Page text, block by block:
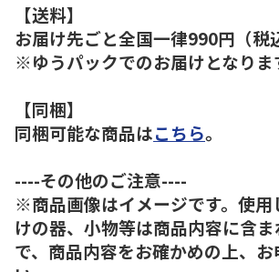
【送料】
お届け先ごと全国一律990円（税
※ゆうパックでのお届けとなりま
【同梱】
同梱可能な商品はこちら。
----その他のご注意----
※商品画像はイメージです。使用
けの器、小物等は商品内容に含
で、商品内容をお確かめの上、